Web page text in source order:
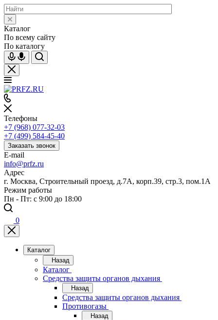
Каталог
По всему сайту
По каталогу
Телефоны
+7 (968) 077-32-03
+7 (499) 584-45-40
Заказать звонок
E-mail
info@prfz.ru
Адрес
г. Москва, Строительный проезд, д.7А, корп.39, стр.3, пом.1А
Режим работы
Пн - Пт: с 9:00 до 18:00
0
Каталог
Назад
Каталог
Средства защиты органов дыхания
Назад
Средства защиты органов дыхания
Противогазы
Назад